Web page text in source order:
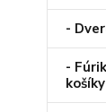
-
-
košíky